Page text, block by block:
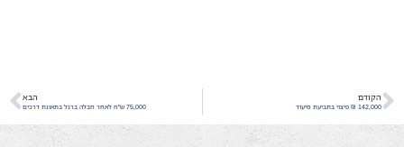
הקודם
142,000 ₪ פיצוי בתביעת סיעוד
הבא
75,000 ש"ח לאחר חבלה ברגל בתאונת דרכים